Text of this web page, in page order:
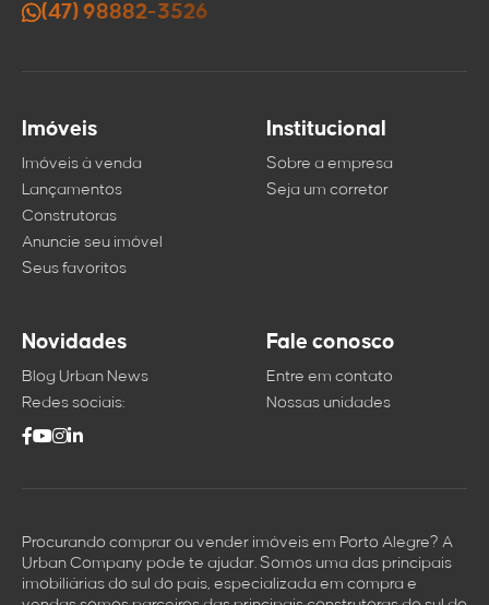
(47) 98882-3526
Imóveis
Imóveis à venda
Lançamentos
Construtoras
Anuncie seu imóvel
Seus favoritos
Institucional
Sobre a empresa
Seja um corretor
Novidades
Blog Urban News
Redes sociais:
Fale conosco
Entre em contato
Nossas unidades
Procurando comprar ou vender imóveis em Porto Alegre? A
Urban Company pode te ajudar. Somos uma das principais
imobiliárias do sul do país, especializada em compra e